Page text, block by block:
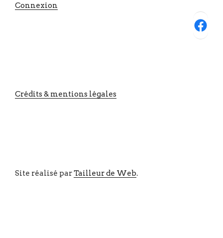
Connexion
Facebook
Crédits & mentions légales
Site réalisé parTailleur de Web.